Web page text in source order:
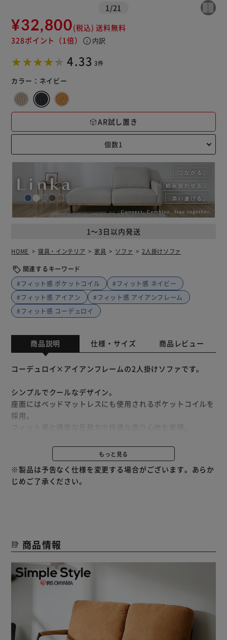
1 /21
¥32,800(税込) 送料無料
328ポイント （1倍） info 内訳
4.33 3件
カラー： ネイビー
1～3日以内発送
AR試し置き
HOME 寝具・インテリア 家具 ソファ 2人掛けソファ
関連するキーワード
#フィット感 ポケットコイル
#フィット感 ネイビー
#フィット感 アイアン
#フィット感 アイアンフレーム
#フィット感 コーデュロイ
商品説明 仕様・サイズ 商品レビュー
コーデュロイ×アイアンフレームの2人掛けソファです。
シンプルでクールなデザイン。
座面にはベッドマットレスにも使用されるポケットコイルを
採用。
あたたかみのあるコーデュロイ生地に無機質なアイアンフレ
ームをあわせることで
インダストリアルテイストに。
背クッションカバーとアームレストカバーは取り外して丸洗
クッションとフレームで分解できる機能的なデザイン。
フレームを組んで、クッションを置けば完成です。
コンパクト梱包でお引越しにも便利です。
もっと見る
※製品は予告なく仕様を変更する場合がございます。あらか
じめご了承ください。
商品情報
※ご確認ください
カートに入れる